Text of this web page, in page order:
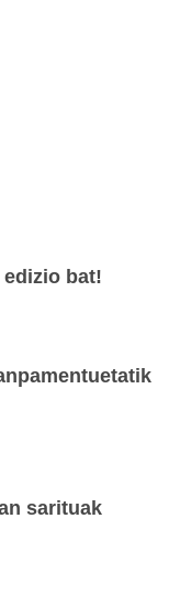
bat!
sarituak